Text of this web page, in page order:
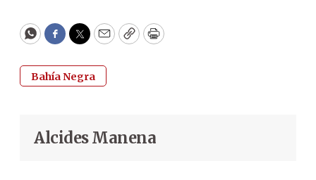
WhatsApp
Facebook
Twitter
EmailCopyPrint
Bahía Negra
Alcides Manena